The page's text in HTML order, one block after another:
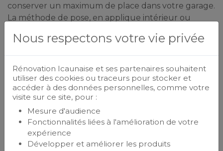
conserver un maximum de place dans votre garage.
La méthode de pose, en applique intérieur ou
passage de la porte pour rentrer votre véhicule.
Son tablier composé de lames en aluminium à
double parois remplies de mousse isolante
apportera un vrai plus à votre garage.
La porte de garage basculante
Les portes basculantes sont depuis
des décennies la valeur sure pour
fermer l’accès à votre garage.
Nous respectons votre vie privée
Rénovation Icaunaise et ses partenaires souhaitent
utiliser des cookies ou traceurs pour stocker et
accéder à des données personnelles, comme votre
visite sur ce site, pour :
Mesure d'audience
Fonctionnalités liées à l'amélioration de votre
expérience
Développer et améliorer les produits